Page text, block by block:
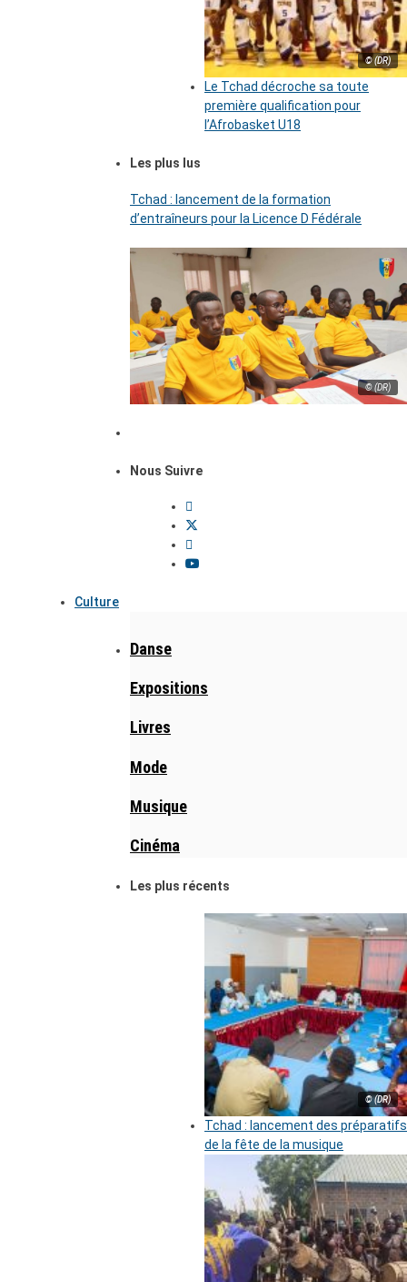
© (DR)
Le Tchad décroche sa toute
première qualification pour
l’Afrobasket U18
Les plus lus
Tchad : lancement de la formation
d’entraîneurs pour la Licence D Fédérale
© (DR)
Nous Suivre
Culture
Danse
Expositions
Livres
Mode
Musique
Cinéma
Les plus récents
© (DR)
Tchad : lancement des préparatifs
de la fête de la musique